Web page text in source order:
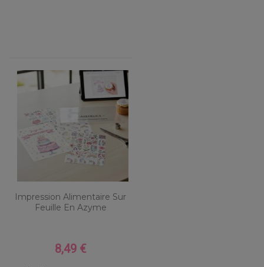
Impression Alimentaire Sur
Feuille En Azyme
Prix
8,49 €